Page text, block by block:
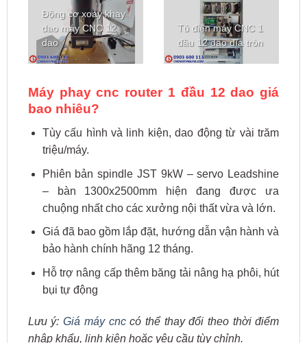
Động cơ xoay khay
dao máy CNC 12
dao
Tủ điện máy CNC 1
đầu 12 dao đĩa tròn
Máy phay cnc router 1 đầu 12 dao giá
bao nhiêu?
Tùy cấu hình và linh kiện, dao động từ vài trăm
triệu/máy.
Phiên bản spindle JST 9kW – servo Leadshine
– bàn 1300x2500mm hiện đang được ưa
chuộng nhất cho các xưởng nội thất vừa và lớn.
Giá đã bao gồm lắp đặt, hướng dẫn vận hành và
bảo hành chính hãng 12 tháng.
Hỗ trợ nâng cấp thêm băng tải nâng hạ phôi, hút
bụi tự động
Lưu ý:Giá máy cnccó thể thay đổi theo thời điểm
nhập khẩu, linh kiện hoặc yêu cầu tùy chỉnh.